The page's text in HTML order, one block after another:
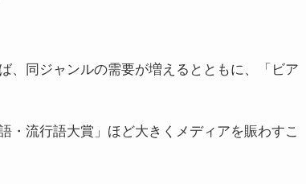
、同ジャンルの需要が増えるとともに、「ビア
・流行語大賞」ほど大きくメディアを賑わすこ